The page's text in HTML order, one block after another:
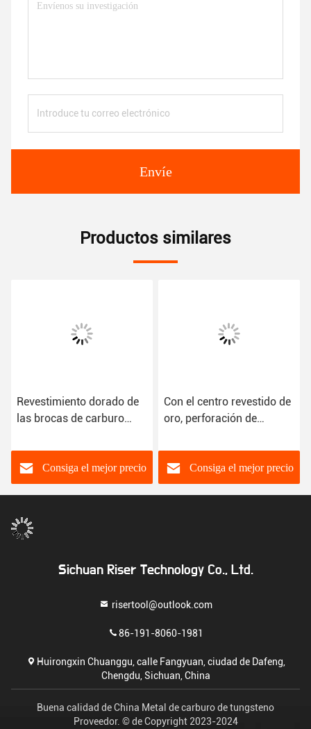
Envíe
Productos similares
Revestimiento dorado de
las brocas de carburo
grados
Consiga el mejor precio
Con el centro revestido de
oro, perforación de
mm a 20 mm
Consiga el mejor precio
Sichuan Riser Technology Co., Ltd.
risertool@outlook.com
86-191-8060-1981
Huirongxin Chuanggu, calle Fangyuan, ciudad de Dafeng,
Chengdu, Sichuan, China
Buena calidad de China Metal de carburo de tungsteno
Proveedor. © de Copyright 2023-2024